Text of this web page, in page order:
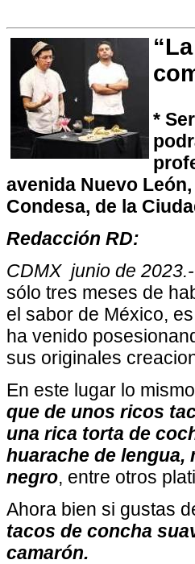
*
avenida Nuevo
Condesa, de la
Redacción RD:
CDMX junio de 2023.-
sólo tres meses de
el sabor de México,
ha venido
sus originales
En este lugar lo
que de unos ricos
una rica torta de
huarache de lengua,
negro, entre otros
Ahora bien si gustas
tacos de concha
camarón.